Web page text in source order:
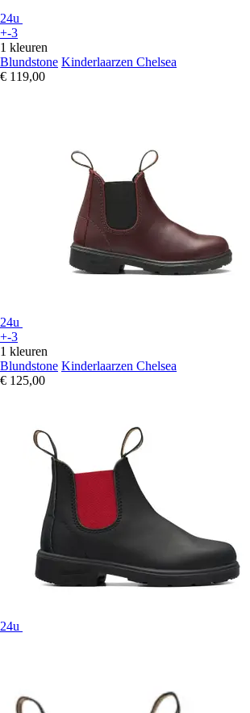
24u
+-3
1 kleuren
Blundstone Kinderlaarzen Chelsea
€ 119,00
24u
+-3
1 kleuren
Blundstone Kinderlaarzen Chelsea
€ 125,00
24u